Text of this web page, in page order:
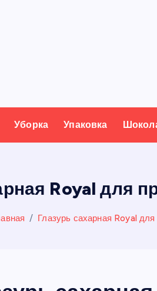
Уборка Упаковка
Royal для
Глазурь сахарная Royal